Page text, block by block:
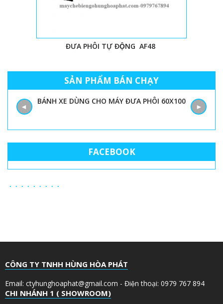
ĐƯA PHÔI TỰ ĐỘNG AF48
SẢN PHẨM BÁN CHẠY
BÁNH XE DÙNG CHO MÁY ĐƯA PHÔI 60X100
◄ ►
FACEBOOK
CÔNG TY TNHH HÙNG HÒA PHÁT
Email: ctyhunghoaphat@gmail.com - Điện thoại: 0979 767 894
CHI NHÁNH 1 ( SHOWROOM)